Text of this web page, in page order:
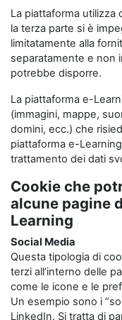
La piattaforma utilizza
la terza parte si è
limitatamente alla
separatamente e non
potrebbe disporre.
La piattaforma e-
(immagini, mappe,
domini, ecc.) che
piattaforma e-
trattamento dei dati
Cookie che
alcune pagine
Learning
Social Media
Questa tipologia di
terzi all’interno delle
come le icone e le
Un esempio sono i
LinkedIn. Si tratta di